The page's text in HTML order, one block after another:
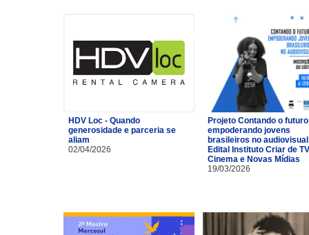
HDV Loc - Quando
generosidade e parceria se
aliam
02/04/2026
Projeto Contando o
empoderando jovens
brasileiros no
Edital Instituto Criar de
Cinema e Novas Mídias
19/03/2026